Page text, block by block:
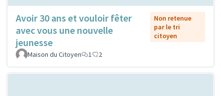
Avoir 30 ans et vouloir fêter
avec vous une nouvelle
jeunesse
Non retenue
par le tri
citoyen
Maison du Citoyen 1 2